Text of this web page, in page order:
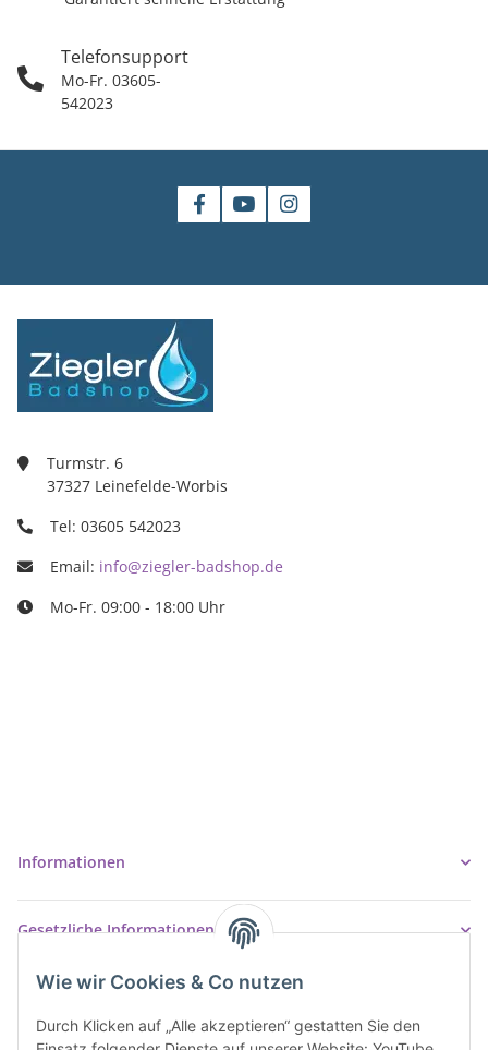
Wie wir Cookies & Co nutzen
Durch Klicken auf „Alle akzeptieren“ gestatten Sie den
Telefonsupport
Mo-Fr. 03605-
542023
Turmstr. 6
37327 Leinefelde-Worbis
Tel: 03605 542023
Email: info@ziegler-badshop.de
Mo-Fr. 09:00 - 18:00 Uhr
Informationen
Gesetzliche Informationen